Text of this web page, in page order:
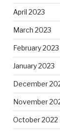
April 2023
March 2023
February 2023
January 2023
December
November
October 2022